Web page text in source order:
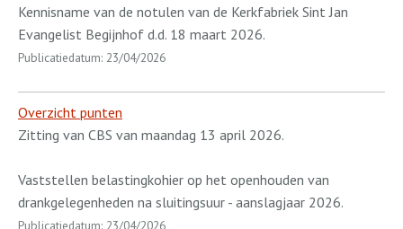
Kennisname van de notulen van de Kerkfabriek Sint Jan
Evangelist Begijnhof d.d. 18 maart 2026.
Publicatiedatum: 23/04/2026
Overzicht punten
Zitting van CBS van maandag 13 april 2026.
Vaststellen belastingkohier op het openhouden van
drankgelegenheden na sluitingsuur - aanslagjaar 2026.
Publicatiedatum: 23/04/2026